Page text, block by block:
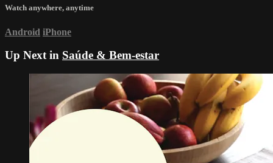
Watch anywhere, anytime
Android iPhone
Up Next in Saúde & Bem-estar